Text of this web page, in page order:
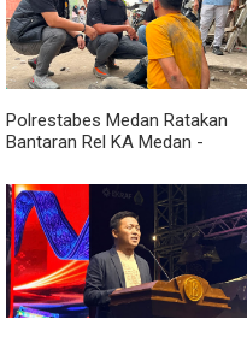
Polrestabes Medan Ratakan
Bantaran Rel KA Medan -
Narkoba, Sita 3 Kg Ganja dan
Sejumlah Paket Sabu